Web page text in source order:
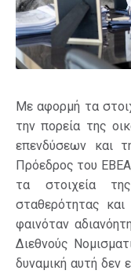
Με αφορμή τα
την πορεία της
επενδύσεων και
Πρόεδρος του
τα στοιχεία
σταθερότητας και
φαινόταν
Διεθνούς
δυναμική αυτή δεν